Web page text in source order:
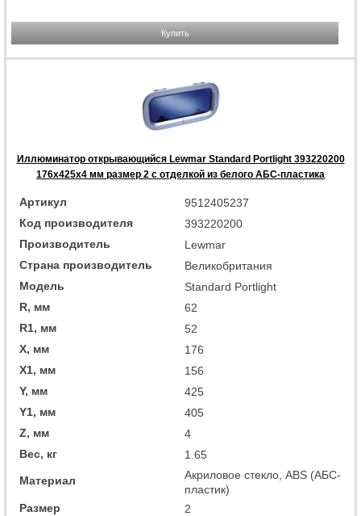
Купить
Иллюминатор открывающийся Lewmar Standard Portlight 393220200
176x425x4 мм размер 2 с отделкой из белого АБС-пластика
Артикул
9512405237
Код производителя
393220200
Производитель
Lewmar
Страна производитель
Великобритания
Модель
Standard Portlight
R, мм
62
R1, мм
52
X, мм
176
X1, мм
156
Y, мм
425
Y1, мм
405
Z, мм
4
Вес, кг
1.65
Материал
Акриловое стекло, ABS (АБС-
пластик)
Размер
2